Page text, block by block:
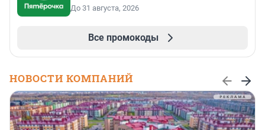
До 31 августа, 2026
Все промокоды
НОВОСТИ КОМПАНИЙ